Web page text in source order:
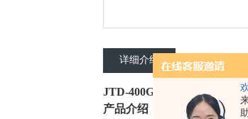
详细介绍
JTD-400G全频段管线探测仪
产品介绍：